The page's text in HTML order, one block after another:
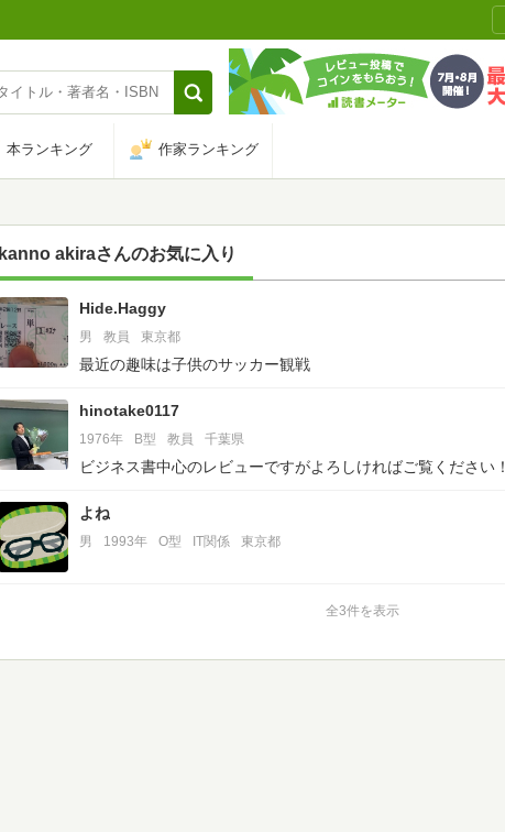
本ランキング 作家ランキング
kanno akiraさんのお気に入り
3 Hide.Haggy
男 教員 東京都
最近の趣味は子供のサッカー観戦
hinotake0117
1976年 B型 教員 千葉県
ビジネス書中心のレビューですがよろしければご覧ください！
よね
男 1993年 O型 IT関係 東京都
全3件を表示